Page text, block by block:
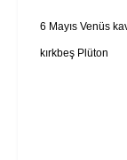
6 Mayıs Venüs
kırkbeş Plüton